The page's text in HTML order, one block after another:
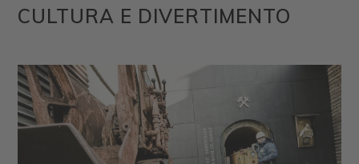
CULTURA E DIVERTIMENTO